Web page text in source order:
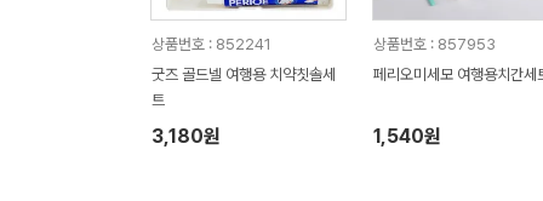
상품번호 : 852241
굿즈 골드넬 여행용 치약칫솔세
트
3,180원
상품번호 : 857953
페리오미세모 여행용치간세
1,540원